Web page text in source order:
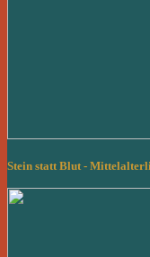
Stein statt Blut -